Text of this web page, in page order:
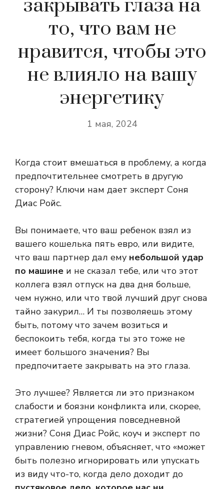
закрывать глаза на
то, что вам не
нравится, чтобы это
не влияло на вашу
энергетику
1 мая, 2024
Когда стоит вмешаться в проблему, а когда
предпочтительнее смотреть в другую
сторону? Ключи нам дает эксперт Соня
Диас Ройс.
Вы понимаете, что ваш ребенок взял из
вашего кошелька пять евро, или видите,
что ваш партнер дал ему небольшой удар
по машине и не сказал тебе, или что этот
коллега взял отпуск на два дня больше,
чем нужно, или что твой лучший друг снова
тайно закурил… И ты позволяешь этому
быть, потому что зачем возиться и
беспокоить тебя, когда ты это тоже не
имеет большого значения? Вы
предпочитаете закрывать на это глаза.
Это лучшее? Является ли это признаком
слабости и боязни конфликта или, скорее,
стратегией упрощения повседневной
жизни? Соня Диас Ройс, коуч и эксперт по
управлению гневом, объясняет, что «может
быть полезно игнорировать или упускать
из виду что-то, когда дело доходит до